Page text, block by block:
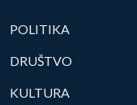
POLITIKA
DRUŠTVO
KULTURA